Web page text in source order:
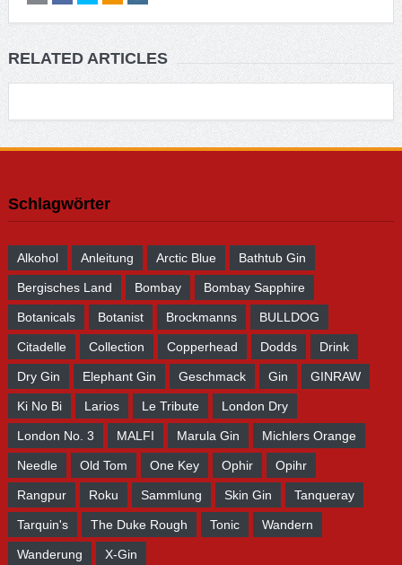
RELATED ARTICLES
Schlagwörter
Alkohol Anleitung Arctic Blue Bathtub Gin
Bergisches Land Bombay Bombay Sapphire
Botanicals Botanist Brockmanns BULLDOG
Citadelle Collection Copperhead Dodds Drink
Dry Gin Elephant Gin Geschmack Gin GINRAW
Ki No Bi Larios Le Tribute London Dry
London No. 3 MALFI Marula Gin Michlers Orange
Needle Old Tom One Key Ophir Opihr
Rangpur Roku Sammlung Skin Gin Tanqueray
Tarquin's The Duke Rough Tonic Wandern
Wanderung X-Gin